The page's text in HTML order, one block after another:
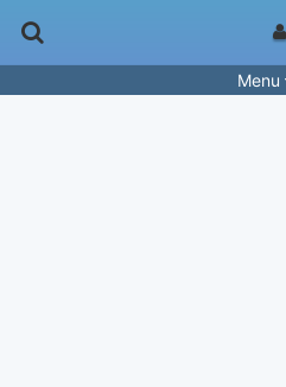
Menu